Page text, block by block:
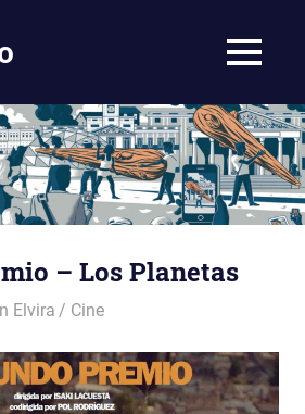
MENÚ
– Los Planetas
Elvira Cine